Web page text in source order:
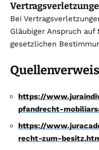
Bei
Gläubiger Anspruch auf
gesetzlichen
https://
pfandrecht-
https://
recht-zum-